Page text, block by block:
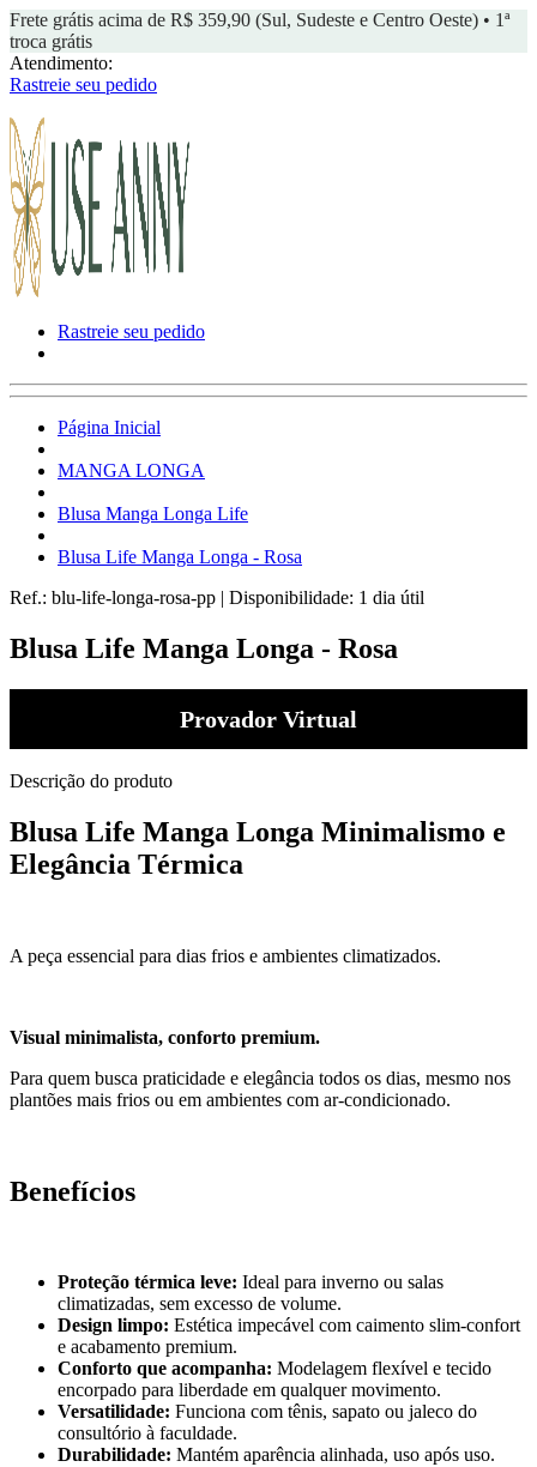
Frete grátis acima de R$ 359,90 (Sul, Sudeste e Centro Oeste) • 1ª
troca grátis
Atendimento:
Rastreie seu pedido
Rastreie seu pedido
Página Inicial
MANGA LONGA
Blusa Manga Longa Life
Blusa Life Manga Longa - Rosa
Ref.: blu-life-longa-rosa-pp | Disponibilidade: 1 dia útil
Blusa Life Manga Longa - Rosa
Provador Virtual
Descrição do produto
Blusa Life Manga Longa Minimalismo e
Elegância Térmica
A peça essencial para dias frios e ambientes climatizados.
Visual minimalista, conforto premium.
Para quem busca praticidade e elegância todos os dias, mesmo nos
plantões mais frios ou em ambientes com ar-condicionado.
Benefícios
Proteção térmica leve: Ideal para inverno ou salas
climatizadas, sem excesso de volume.
Design limpo: Estética impecável com caimento slim-confort
e acabamento premium.
Conforto que acompanha: Modelagem flexível e tecido
encorpado para liberdade em qualquer movimento.
Versatilidade: Funciona com tênis, sapato ou jaleco do
consultório à faculdade.
Durabilidade: Mantém aparência alinhada, uso após uso.